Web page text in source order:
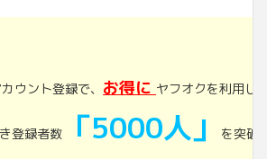
ウント登録で、 お得に ヤフオクを利用し
登録者数 「5000人」 を突破